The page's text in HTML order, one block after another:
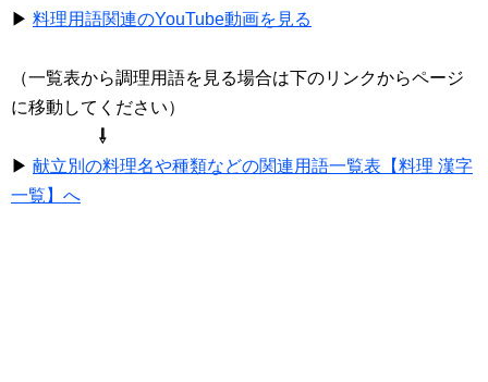
▶ 料理用語関連のYouTube動画を見る
（一覧表から調理用語を見る場合は下のリンクからページ
に移動してください）
⇩
▶ 献立別の料理名や種類などの関連用語一覧表【料理 漢字
一覧】へ